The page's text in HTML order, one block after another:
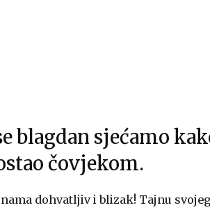
blagdan sjećamo
čovjekom.
dohvatljiv i blizak! Tajnu